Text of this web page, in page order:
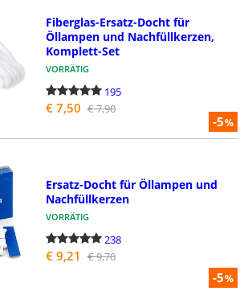
-5%
Fiberglas-Ersatz-Docht für
Öllampen und Nachfüllkerzen,
Komplett-Set
VORRÄTIG
195
€ 7,50 € 7,90
-5%
Ersatz-Docht für Öllampen und
Nachfüllkerzen
VORRÄTIG
238
€ 9,21 € 9,70